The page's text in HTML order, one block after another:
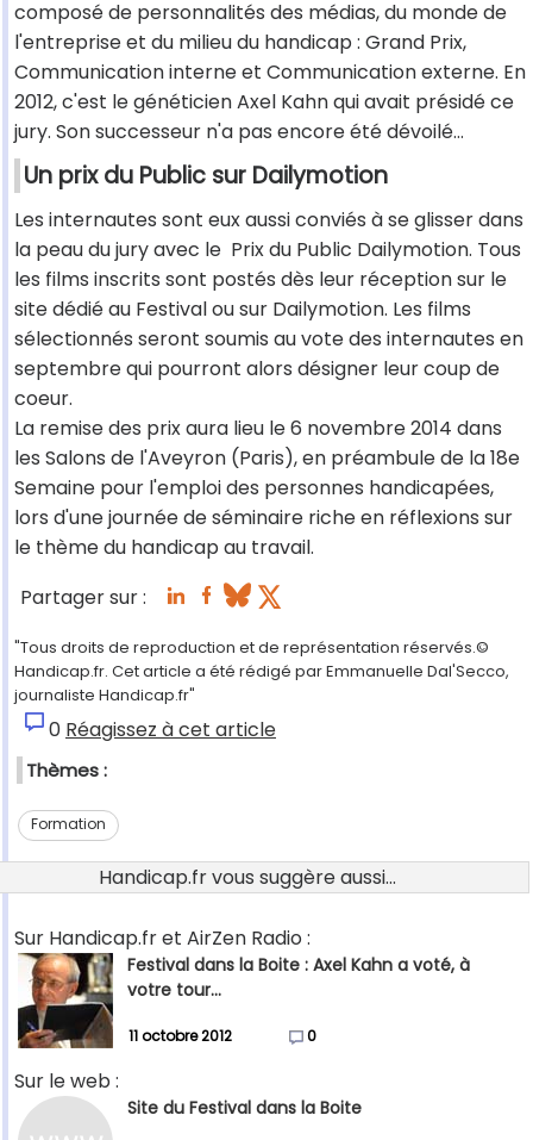
composé de personnalités des médias, du monde de
l'entreprise et du milieu du handicap : Grand Prix,
Communication interne et Communication externe. En
2012, c'est le généticien Axel Kahn qui avait présidé ce
jury. Son successeur n'a pas encore été dévoilé…
Un prix du Public sur Dailymotion
Les internautes sont eux aussi conviés à se glisser dans
la peau du jury avec le Prix du Public Dailymotion. Tous
les films inscrits sont postés dès leur réception sur le
site dédié au Festival ou sur Dailymotion. Les films
sélectionnés seront soumis au vote des internautes en
septembre qui pourront alors désigner leur coup de
coeur.
La remise des prix aura lieu le 6 novembre 2014 dans
les Salons de l'Aveyron (Paris), en préambule de la 18e
Semaine pour l'emploi des personnes handicapées,
lors d'une journée de séminaire riche en réflexions sur
le thème du handicap au travail.
Partager sur :
"Tous droits de reproduction et de représentation réservés.©
Handicap.fr. Cet article a été rédigé par Emmanuelle Dal'Secco,
journaliste Handicap.fr"
0 Réagissez à cet article
Thèmes :
Formation
Handicap.fr vous suggère aussi...
Sur Handicap.fr et AirZen Radio :
Festival dans la Boite : Axel Kahn a voté, à
votre tour...
11 octobre 2012 0
Sur le web :
Site du Festival dans la Boite